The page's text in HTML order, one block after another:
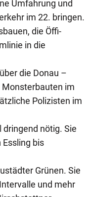
Umfahrung und
im 22. bringen.
die Öffi-
in die
die Donau –
im
Polizisten im
dringend nötig. Sie
Essling bis
Grünen. Sie
und mehr